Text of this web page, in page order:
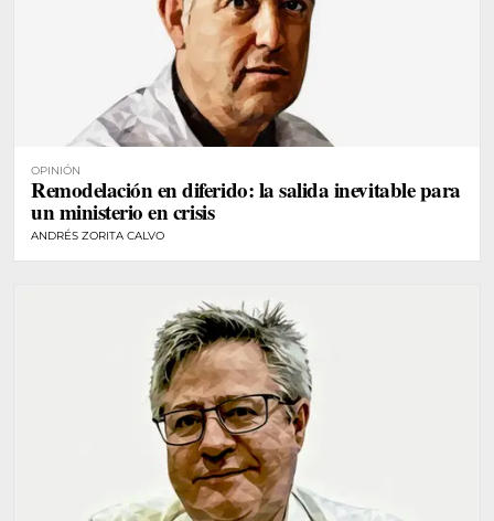
OPINIÓN
Remodelación en diferido: la salida inevitable para
un ministerio en crisis
ANDRÉS ZORITA CALVO